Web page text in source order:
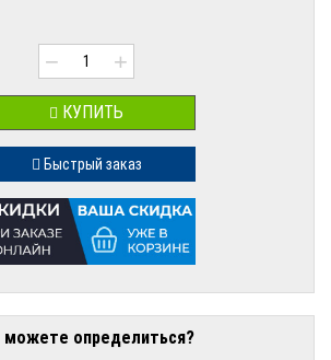
− +
КУПИТЬ
Быстрый заказ
можете определиться?